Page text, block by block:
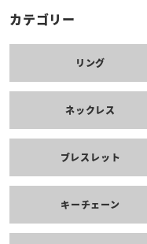
カテゴリー
リング
ネックレス
ブレスレット
キーチェーン